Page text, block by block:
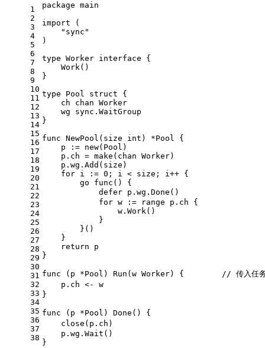
1
2
3
4
5
6
7
8
9
10
11
12
13
14
15
16
17
18
19
20
21
22
23
24
25
26
27
28
29
30
31
32
33
34
35
36
37
38
package main
import (
"sync"
)
type Worker interface {
    Work()
}
type Pool struct {
    ch
chan Worker
    wg sync.WaitGroup
}
func NewPool (size int )
*Pool {
    p :=
new(Pool)
    p.ch =
make ( chan Worker)
    p.wg.Add(size)
for i := 0 ; i < size; i++ {
go
func ()
{
defer
for w := range p.ch {
                w.Work()
            }
        }()
    }
return p
}
func (p *Pool) Run(w Worker) { // 传入任
}
func (p *Pool)
Done()
close
    p.wg.Wait()
}